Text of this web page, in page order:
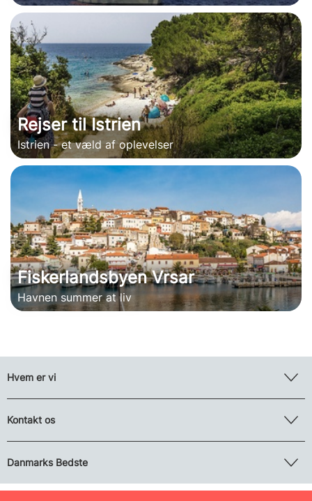
Rejser til Istrien
Istrien - et væld af oplevelser
Fiskerlandsbyen Vrsar
Havnen summer at liv
Hvem er vi
Kontakt os
Danmarks Bedste